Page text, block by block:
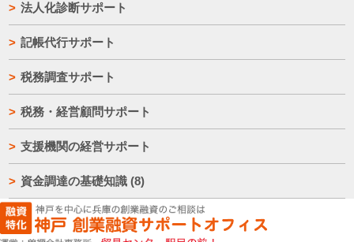
法人化診断サポート
記帳代行サポート
税務調査サポート
税務・経営顧問サポート
支援機関の経営サポート
資金調達の基礎知識 (8)